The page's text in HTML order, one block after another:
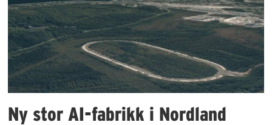
Ny stor AI-fabrikk i Nordland